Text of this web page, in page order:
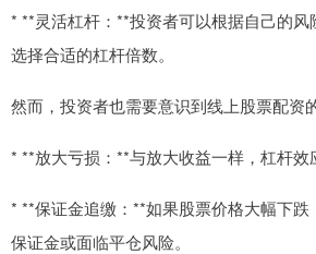
* **灵活杠杆：**投资者可以根据自己的
选择合适的杠杆倍数。
然而，投资者也需要意识到线上股票配资
* **放大亏损：**与放大收益一样，杠杆效
* **保证金追缴：**如果股票价格大幅下
保证金或面临平仓风险。